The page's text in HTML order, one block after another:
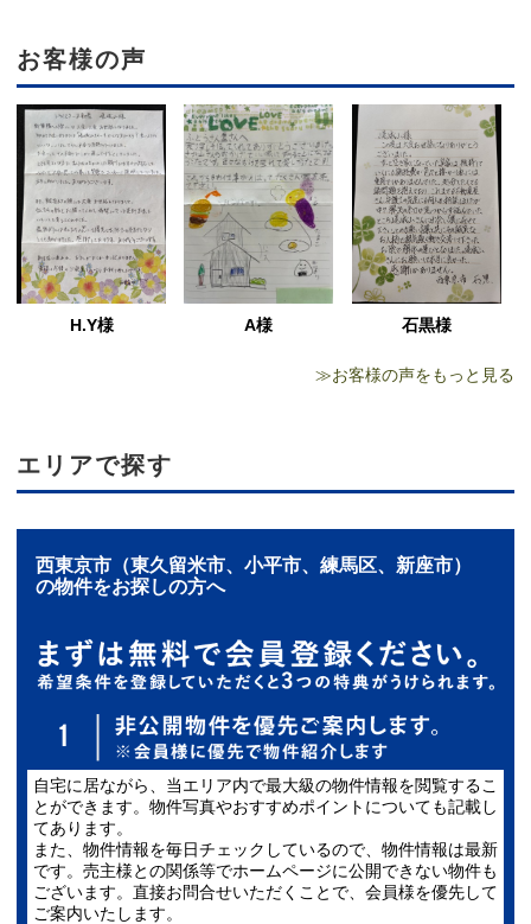
お客様の声
H.Y様 A様 石黒様
≫お客様の声をもっと見る
エリアで探す
西東京市（東久留米市、小平市、練馬区、新座市）
の物件をお探しの方へ
自宅に居ながら、当エリア内で最大級の物件情報を閲覧するこ
とができます。物件写真やおすすめポイントについても記載し
てあります。
また、物件情報を毎日チェックしているので、物件情報は最新
です。売主様との関係等でホームページに公開できない物件も
ございます。直接お問合せいただくことで、会員様を優先して
ご案内いたします。